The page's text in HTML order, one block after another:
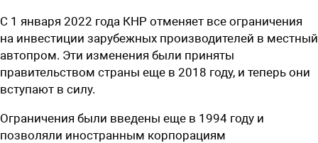
С 1 января 2022 года КНР отменяет все ограничения
на инвестиции зарубежных производителей в местный
автопром. Эти изменения были приняты
правительством страны еще в 2018 году, и теперь они
вступают в силу.
Ограничения были введены еще в 1994 году и
позволяли иностранным корпорациям